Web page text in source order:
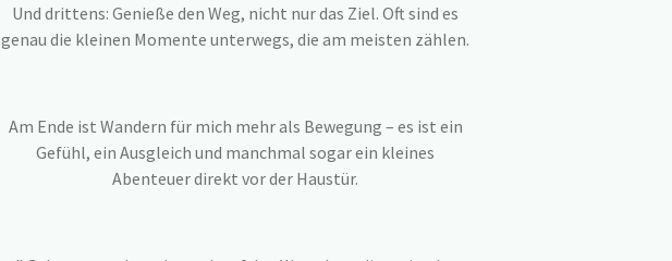
Und drittens: Genieße den Weg, nicht nur das Ziel. Oft sind es
genau die kleinen Momente unterwegs, die am meisten zählen.
Am Ende ist Wandern für mich mehr als Bewegung – es ist ein
Gefühl, ein Ausgleich und manchmal sogar ein kleines
Abenteuer direkt vor der Haustür.